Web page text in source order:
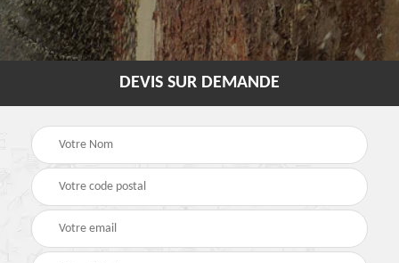
DEVIS SUR DEMANDE